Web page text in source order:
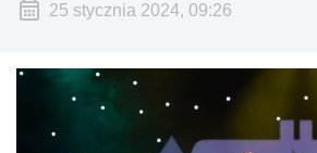
25 stycznia 2024, 09:26